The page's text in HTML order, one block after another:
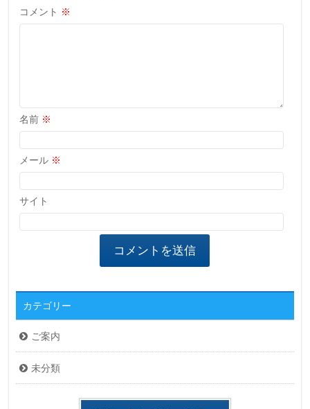
コメント ※
名前 ※
メール ※
サイト
カテゴリー
ご案内
未分類